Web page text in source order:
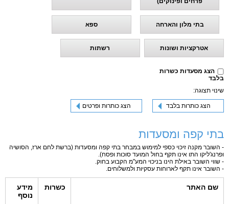
בתי מלון והארחה ספא
אטרקציות ושונות רשתות
הצג מסעדות כשרות
בלבד
שינוי תצוגה:
הצג כותרות בלבד הצג כותרות ופרטים
בתי קפה ומסעדות
- השובר מקנה זיכוי כספי למימוש במבחר בתי קפה ומסעדות (ברשת לחם ארז, הסושיה
ופרנג'ליקו התו אינו תקף בחול המועד סוכות ופסח).
- שווי השובר באילת הינו בניכוי המע"מ הקבוע בחוק.
- השובר אינו תקף לארוחות עסקיות ולמשלוחים.
שם האתר כשרות
מידע
נוסף